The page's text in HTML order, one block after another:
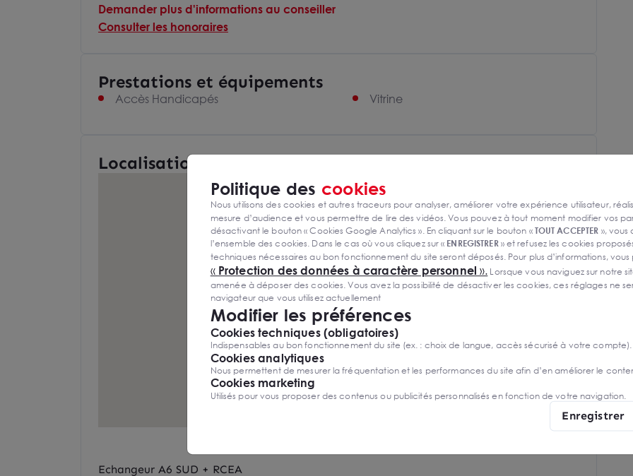
Demander plus d'informations au conseiller
Consulter les honoraires
Prestations et équipements
Accès Handicapés Vitrine
Localisation et Transports
Echangeur A6 SUD + RCEA
Politique des cookies
Nous utilisons des cookies et autres traceurs pour analyser, améliorer votre expérience utilisateur,
mesure d’audience et vous permettre de lire des vidéos. Vous pouvez à tout moment modifier vos
désactivant le bouton « Cookies Google Analytics ». En cliquant sur le bouton «TOUT ACCEPTER »,
l’ensemble des cookies. Dans le cas où vous cliquez sur « ENREGISTRER» et refusez les cookies
techniques nécessaires au bon fonctionnement du site seront déposés. Pour plus d’informations,
« Protection des données à caractère personnel ». Lorsque vous naviguez sur notre
amenée à déposer des cookies. Vous avez la possibilité de désactiver les cookies, ces réglages ne
navigateur que vous utilisez actuellement
Modifier les préférences
Cookies techniques (obligatoires)
Indispensables au bon fonctionnement du site (ex. : choix de langue, accès sécurisé à votre compte).
Cookies analytiques
Nous permettent de mesurer la fréquentation et les performances du site afin d’en améliorer le
Cookies marketing
Utilisés pour vous proposer des contenus ou publicités personnalisés en fonction de votre navigation.
Enregistrer